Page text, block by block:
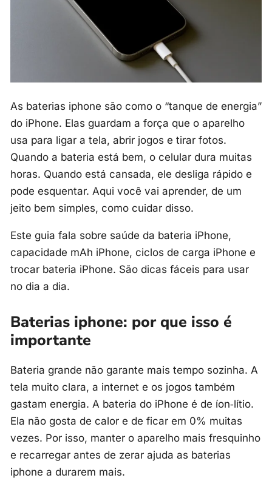
As baterias iphone são como o “tanque de energia”
do iPhone. Elas guardam a força que o aparelho
usa para ligar a tela, abrir jogos e tirar fotos.
Quando a bateria está bem, o celular dura muitas
horas. Quando está cansada, ele desliga rápido e
pode esquentar. Aqui você vai aprender, de um
jeito bem simples, como cuidar disso.
Este guia fala sobre saúde da bateria iPhone,
capacidade mAh iPhone, ciclos de carga iPhone e
trocar bateria iPhone. São dicas fáceis para usar
no dia a dia.
Baterias iphone: por que isso é
importante
Bateria grande não garante mais tempo sozinha. A
tela muito clara, a internet e os jogos também
gastam energia. A bateria do iPhone é de íon‑lítio.
Ela não gosta de calor e de ficar em 0% muitas
vezes. Por isso, manter o aparelho mais fresquinho
e recarregar antes de zerar ajuda as baterias
iphone a durarem mais.